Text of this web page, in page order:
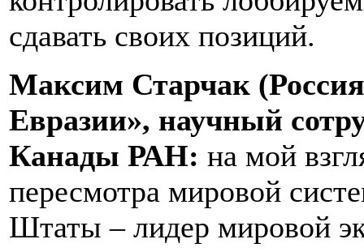
сдавать своих позиций.
Максим Старчак
Евразии», научный
Канады РАН: на мой
пересмотра мировой
Штаты – лидер мировой